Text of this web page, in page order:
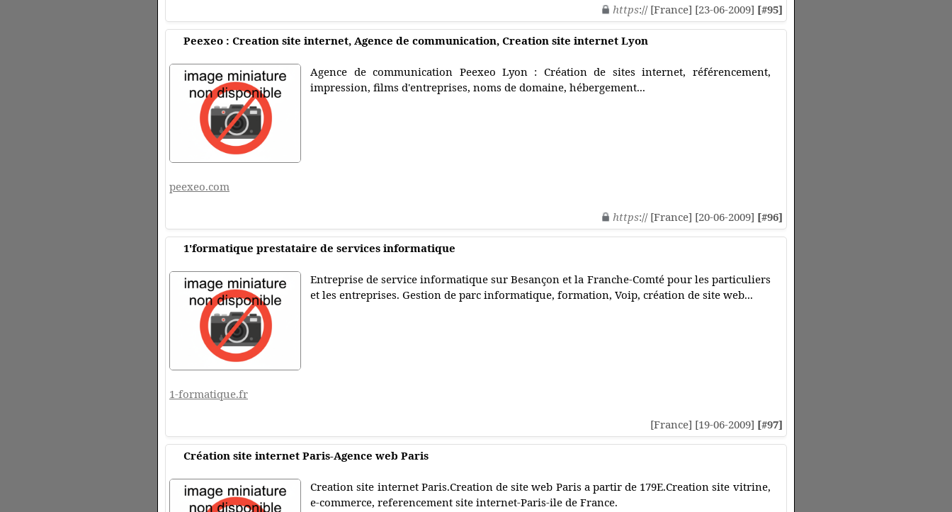
https:// [France] [23-06-2009] [#95]
Peexeo : Creation site internet, Agence de communication, Creation site internet Lyon
Agence de communication Peexeo Lyon : Création de sites internet, référencement,
impression, films d'entreprises, noms de domaine, hébergement...
peexeo.com
https:// [France] [20-06-2009] [#96]
1'formatique prestataire de services informatique
Entreprise de service informatique sur Besançon et la Franche-Comté pour les particuliers
et les entreprises. Gestion de parc informatique, formation, Voip, création de site web...
1-formatique.fr
[France] [19-06-2009] [#97]
Création site internet Paris-Agence web Paris
Creation site internet Paris.Creation de site web Paris a partir de 179E.Creation site vitrine,
e-commerce, referencement site internet-Paris-ile de France.